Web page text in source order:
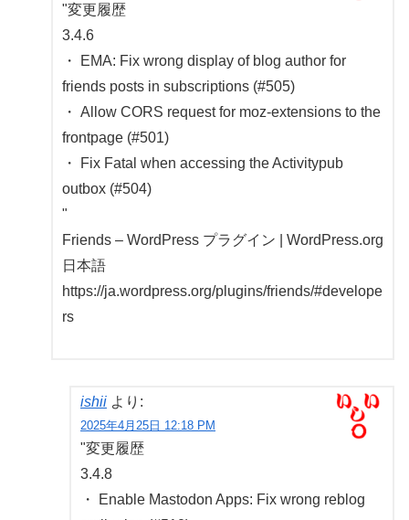
"変更履歴
3.4.6
・ EMA: Fix wrong display of blog author for
friends posts in subscriptions (#505)
・ Allow CORS request for moz-extensions to the
frontpage (#501)
・ Fix Fatal when accessing the Activitypub
outbox (#504)
"
Friends – WordPress プラグイン | WordPress.org
日本語
https://ja.wordpress.org/plugins/friends/#develope
rs
ishii より:
2025年4月25日 12:18 PM
"変更履歴
3.4.8
・ Enable Mastodon Apps: Fix wrong reblog